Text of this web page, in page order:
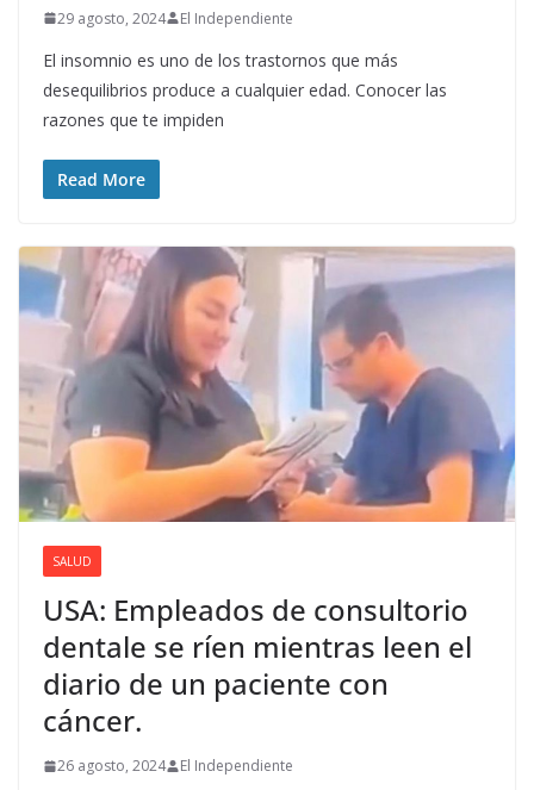
29 agosto, 2024 El Independiente
El insomnio es uno de los trastornos que más
desequilibrios produce a cualquier edad. Conocer las
razones que te impiden
Read More
SALUD
USA: Empleados de consultorio
dentale se ríen mientras leen el
diario de un paciente con
cáncer.
26 agosto, 2024 El Independiente